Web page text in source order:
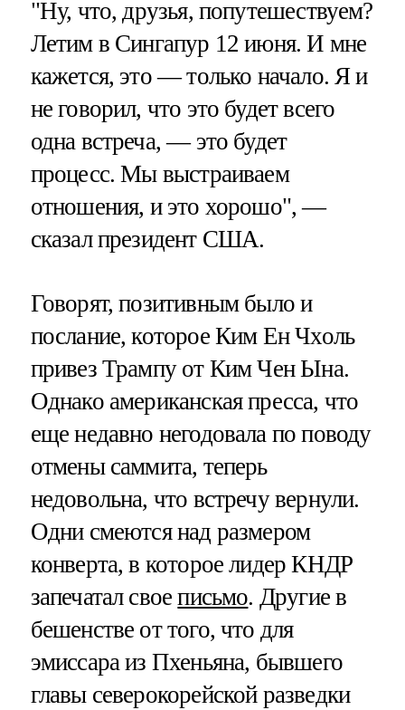
"Ну, что, друзья, попутешествуем?
Летим в Сингапур 12 июня. И мне
кажется, это — только начало. Я и
не говорил, что это будет всего
одна встреча, — это будет
процесс. Мы выстраиваем
отношения, и это хорошо", —
сказал президент США.
Говорят, позитивным было и
послание, которое Ким Ен Чхоль
привез Трампу от Ким Чен Ына.
Однако американская пресса, что
еще недавно негодовала по поводу
отмены саммита, теперь
недовольна, что встречу вернули.
Одни смеются над размером
конверта, в которое лидер КНДР
запечатал своеписьмо. Другие в
бешенстве от того, что для
эмиссара из Пхеньяна, бывшего
главы северокорейской разведки